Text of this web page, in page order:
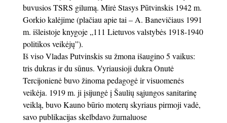
buvusios TSRS gilumą. Mirė Stasys Pūtvinskis 1942 m.
Gorkio kalėjime (plačiau apie tai – A. Banevičiaus 1991
m. išleistoje knygoje „111 Lietuvos valstybės 1918-1940
politikos veikėjų”).
Iš viso Vladas Putvinskis su žmona išaugino 5 vaikus:
tris dukras ir du sūnus. Vyriausioji dukra Onutė
Tercijonienė buvo žinoma pedagogė ir visuomenės
veikėja. 1919 m. ji įsijungė į Šaulių sąjungos sanitarinę
veiklą, buvo Kauno būrio moterų skyriaus pirmoji vadė,
savo publikacijas skelbdavo žurnaluose